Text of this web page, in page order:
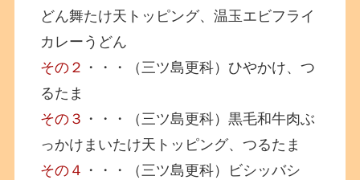
どん舞たけ天トッピング、温玉エビフライ
カレーうどん
その２ ・・・（三ツ島更科）ひやかけ、つ
るたま
その３ ・・・（三ツ島更科）黒毛和牛肉ぶ
っかけまいたけ天トッピング、つるたま
その４ ・・・（三ツ島更科）ビシッバシ